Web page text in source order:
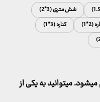
شش متری (3*2)
(2*1)
کناره (3*1)
میتوانید به یکی از